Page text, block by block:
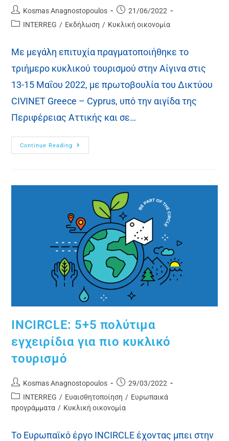
Kosmas Anagnostopoulos
21/06/2022
INTERREG / Εκδήλωση / Κυκλική οικονομία
Με μεγάλη επιτυχία πραγματοποιήθηκε το
τριήμερο κυκλικού τουρισμού στην Αίγινα στις
13-15 Μαΐου 2022, με πρωτοβουλία του Δικτύου
CIVINET Greece – Cyprus, υπό την αιγίδα της
Περιφέρειας Αττικής και σε…
Continue Reading
INCIRCLE: 5+5 πολύτιμα
εγχειρίδια για πιο κυκλικό
τουρισμό
Kosmas Anagnostopoulos
29/03/2022
INTERREG / Ευαισθητοποίηση / Ευρωπαικά
προγράμματα / Κυκλική οικονομία
Το Ευρωπαϊκό έργο INCIRCLE έχοντας μπει στην